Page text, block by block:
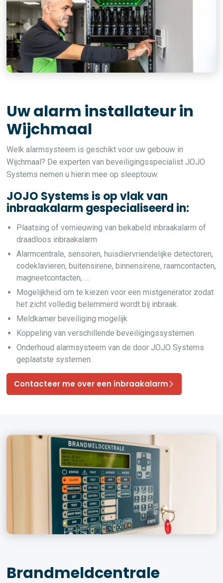
Uw alarm installateur in
Wijchmaal
Welk alarmsysteem is geschikt voor uw gebouw in
Wijchmaal? De experten van beveiligingsspecialist JOJO
Systems nemen u hierin mee op sleeptouw.
JOJO Systems is op vlak van
inbraakalarm gespecialiseerd in:
Plaatsing of vernieuwing van bekabeld inbraakalarm of
draadloos inbraakalarm
Alarmcentrale, sensoren, huisdiervriendelijke detectoren,
codeklavieren, buitensirene, binnensirene, raamcontacten,
magneetcontacten, …
Mogelijkheid om te kiezen voor een mistgenerator zodat
het zicht volledig belemmerd wordt bij inbraak.
Meldkamer beveiliging mogelijk
Koppeling van verschillende beveiligingssystemen
Onderhoud alarmsysteem van de door JOJO Systems
geplaatste systemen.
Contacteer me over een inbraakalarm
Brandmeldcentrale